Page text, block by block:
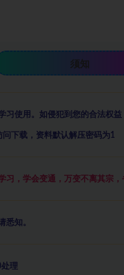
须知
习使用。如侵犯到您的合法权益
下载， 资料默认解压密码为1
习，学会变通，万变不离其宗
悉知。
理